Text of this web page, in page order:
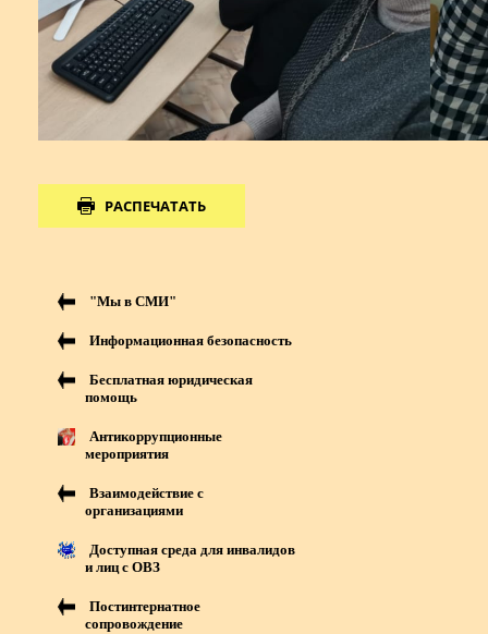
РАСПЕЧАТАТЬ
"Мы в СМИ"
Информационная безопасность
Бесплатная юридическая
помощь
Антикоррупционные
мероприятия
Взаимодействие с
организациями
Доступная среда для инвалидов
и лиц с ОВЗ
Постинтернатное
сопровождение